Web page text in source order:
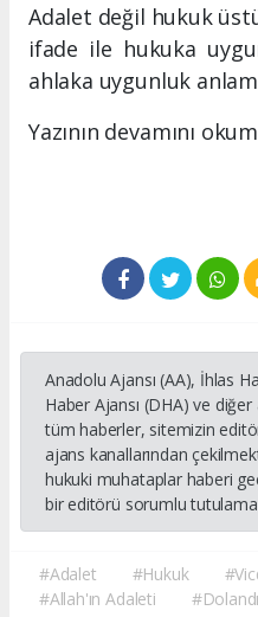
Adalet değil hukuk
ifade ile hukuka
ahlaka uygunluk
Yazının devamını
Anadolu Ajansı (AA), İhlas
Haber Ajansı (DHA) ve
tüm haberler, sitemizin
ajans kanallarından
hukuki muhataplar haberi
bir editörü sorumlu
#Adalet #Hukuk
#Allah'ın Adaleti